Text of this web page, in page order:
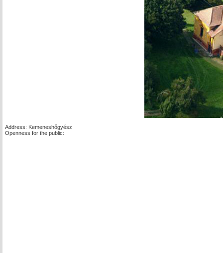
Address: Kemeneshőgyész
Openness for the public: